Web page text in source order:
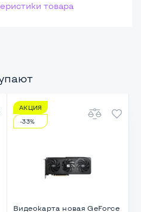
блока
Динамический
товара
АКЦИЯ
-33%
Видеокарта новая GeForce